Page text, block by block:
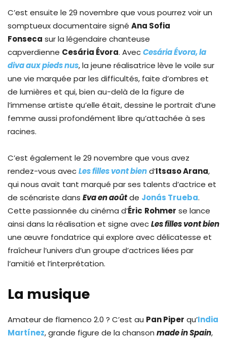
C’est ensuite le 29 novembre que vous pourrez voir un
somptueux documentaire signé Ana Sofia
Fonseca sur la légendaire chanteuse
capverdienne Cesária Évora. AvecCesária Évora, la
diva aux pieds nus, la jeune réalisatrice lève le voile sur
une vie marquée par les difficultés, faite d’ombres et
de lumières et qui, bien au-delà de la figure de
l’immense artiste qu’elle était, dessine le portrait d’une
femme aussi profondément libre qu’attachée à ses
racines.
C’est également le 29 novembre que vous avez
rendez-vous avecLes filles vont biend’Itsaso Arana,
qui nous avait tant marqué par ses talents d’actrice et
de scénariste dans Eva en aoûtde Jonás Trueba.
Cette passionnée du cinéma d’Éric Rohmer se lance
ainsi dans la réalisation et signe avecLes filles vont bien
une œuvre fondatrice qui explore avec délicatesse et
fraîcheur l’univers d’un groupe d’actrices liées par
l’amitié et l’interprétation.
La musique
Amateur de flamenco 2.0 ? C’est au Pan Piper qu’India
Martínez, grande figure de la chanson made in Spain,